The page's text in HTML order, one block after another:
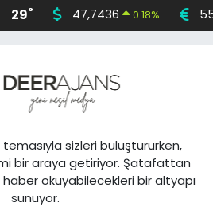
29° 47,7436 0.18%
sizleri buluştururken,
bir araya getiriyor. Şatafattan
haber okuyabilecekleri bir altyapı
sunuyor.